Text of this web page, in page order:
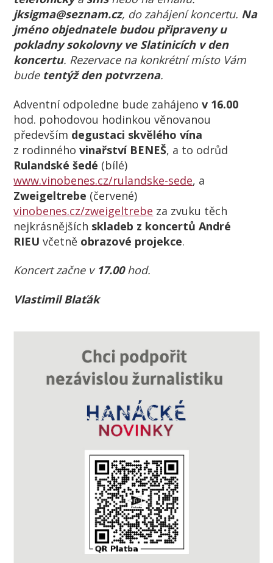
jksigma@seznam.cz, do zahájení koncertu. Na
jméno objednatele budou připraveny u
pokladny sokolovny ve Slatinicích v den
koncertu. Rezervace na konkrétní místo Vám
bude tentýž den potvrzena.
Adventní odpoledne bude zahájenov 16.00
hod. pohodovou hodinkou věnovanou
především degustaci skvělého vína
z rodinnéhovinařství BENEŠ, a to odrůd
Rulandské šedé (bílé)
www.vinobenes.cz/rulandske-sede, a
Zweigeltrebe (červené)
vinobenes.cz/zweigeltrebe za zvuku těch
nejkrásnějších skladeb z koncertů André
RIEU včetně obrazové projekce.
Koncert začne v 17.00hod.
Vlastimil Blaťák